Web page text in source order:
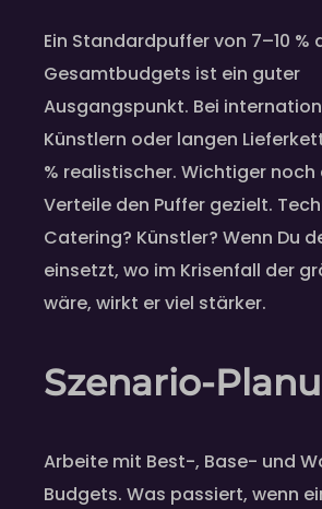
Ein Standardpuffer von 7–10 %
Gesamtbudgets ist ein guter
Ausgangspunkt. Bei
Künstlern oder langen
% realistischer. Wichtiger noch
Verteile den Puffer gezielt.
Catering? Künstler? Wenn Du
einsetzt, wo im Krisenfall der
wäre, wirkt er viel stärker.
Szenario-
Arbeite mit Best-, Base- und
Budgets. Was passiert, wenn